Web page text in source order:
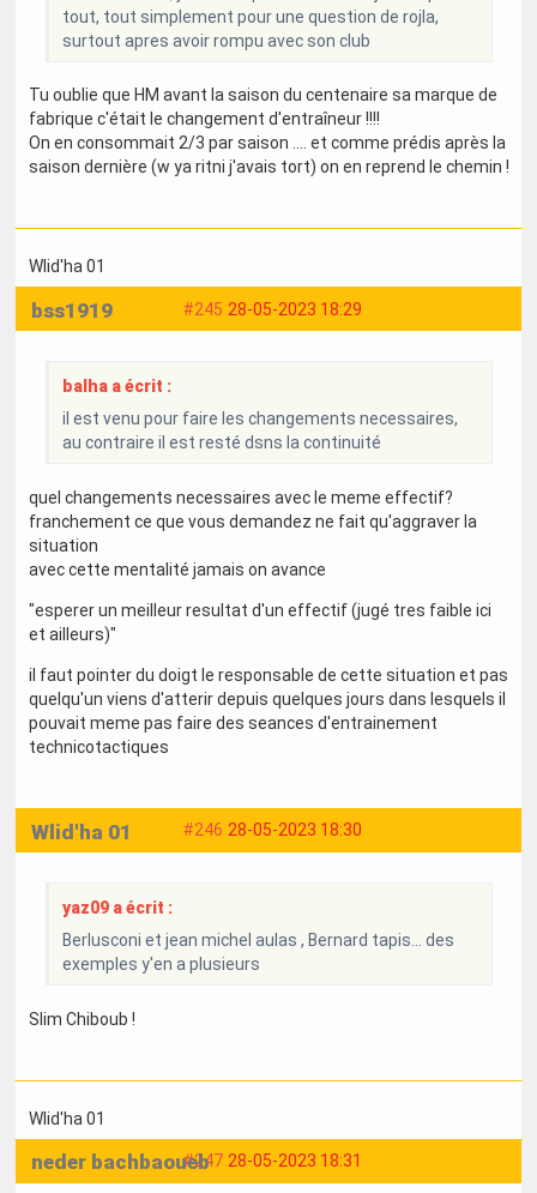
tout, tout simplement pour une question de rojla,
surtout apres avoir rompu avec son club
Tu oublie que HM avant la saison du centenaire sa marque de
fabrique c'était le changement d'entraîneur !!!!
On en consommait 2/3 par saison .... et comme prédis après la
saison dernière (w ya ritni j'avais tort) on en reprend le chemin !
Wlid'ha 01
#245 28-05-2023 18:29
bss1919
balha a écrit :
il est venu pour faire les changements necessaires,
au contraire il est resté dsns la continuité
quel changements necessaires avec le meme effectif?
franchement ce que vous demandez ne fait qu'aggraver la
situation
avec cette mentalité jamais on avance
"esperer un meilleur resultat d'un effectif (jugé tres faible ici
et ailleurs)"
il faut pointer du doigt le responsable de cette situation et pas
quelqu'un viens d'atterir depuis quelques jours dans lesquels il
pouvait meme pas faire des seances d'entrainement
technicotactiques
#246 28-05-2023 18:30
Wlid'ha 01
yaz09 a écrit :
Berlusconi et jean michel aulas , Bernard tapis... des
exemples y'en a plusieurs
Slim Chiboub !
Wlid'ha 01
#247 28-05-2023 18:31
neder bachbaoueb